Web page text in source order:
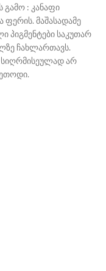
გამო : კანაფი
ფერის. მაშასადამე
პიგმენტები საკუთარ
ჩახლართავს.
სიღრმისეულად არ